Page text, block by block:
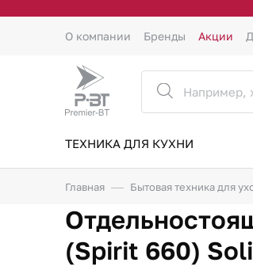
О компании Бренды Акции
ТЕХНИКА ДЛЯ КУХНИ
Главная Бытовая техника для
(Spirit 660)